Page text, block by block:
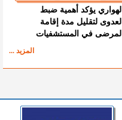
الهواري يؤكد أهمية ضبط
العدوى لتقليل مدة إقامة
المرضى في المستشفيات
المزيد ...